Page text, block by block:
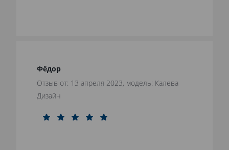
Фёдор
Отзыв от: 13 апреля 2023, модель: Калева
Дизайн